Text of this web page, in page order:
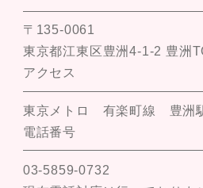
〒135-0061
東京都江東区豊洲4-1-2 豊洲
アクセス
東京メトロ 有楽町線 豊洲
電話番号
03-5859-0732